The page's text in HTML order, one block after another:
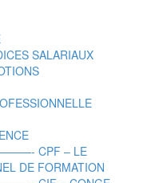
SALARIAUX
CPF – LE
DE FORMATION